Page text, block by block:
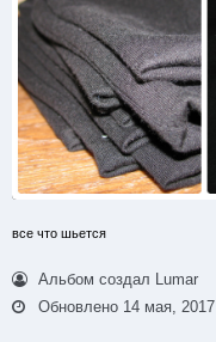
все что шьется
Альбом создал Lumar
Обновлено 14 мая, 2017